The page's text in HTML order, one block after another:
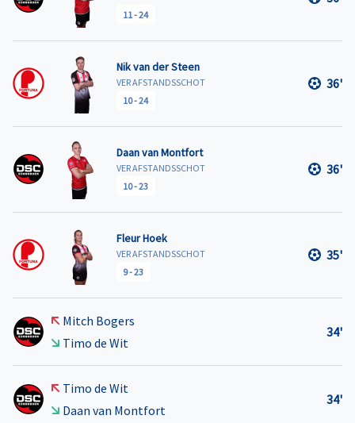
11-24
Nik van der Steen
VER AFSTANDSSCHOT
10-24
36'
Daan van Montfort
VER AFSTANDSSCHOT
10-23
36'
Fleur Hoek
VER AFSTANDSSCHOT
9-23
35'
Mitch Bogers
Timo de Wit
34'
Timo de Wit
Daan van Montfort
34'